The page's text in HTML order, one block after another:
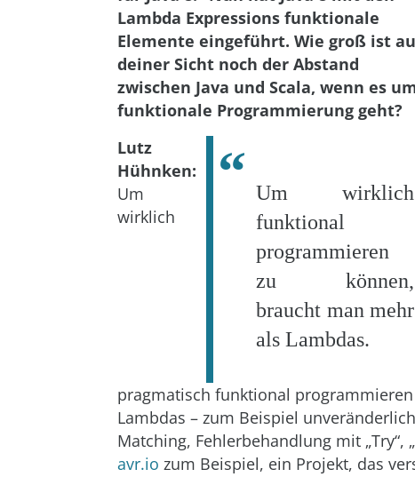
Lambda Expressions funktionale
Elemente eingeführt. Wie groß ist
deiner Sicht noch der Abstand
zwischen Java und Scala, wenn es
funktionale Programmierung geht?
Um wirklich
funktional
programmieren
zu können,
braucht man mehr
als Lambdas.
Lutz
Hühnken:
Um
wirklich
pragmatisch funktional
Lambdas – zum Beispiel
Matching, Fehlerbehandlung mit „Try“,
avr.io zum Beispiel, ein Projekt, das